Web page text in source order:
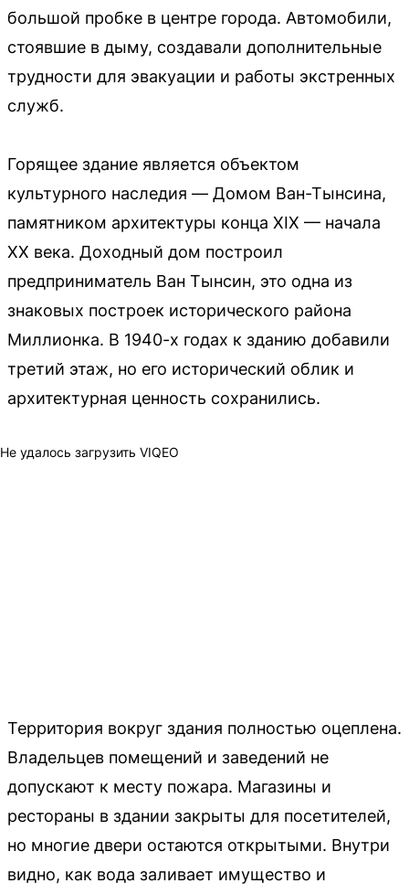
большой пробке в центре города. Автомобили,
стоявшие в дыму, создавали дополнительные
трудности для эвакуации и работы экстренных
служб.
Горящее здание является объектом
культурного наследия — Домом Ван-Тынсина,
памятником архитектуры конца XIX — начала
XX века. Доходный дом построил
предприниматель Ван Тынсин, это одна из
знаковых построек исторического района
Миллионка. В 1940-х годах к зданию добавили
третий этаж, но его исторический облик и
архитектурная ценность сохранились.
Не удалось загрузить VIQEO
Территория вокруг здания полностью оцеплена.
Владельцев помещений и заведений не
допускают к месту пожара. Магазины и
рестораны в здании закрыты для посетителей,
но многие двери остаются открытыми. Внутри
видно, как вода заливает имущество и